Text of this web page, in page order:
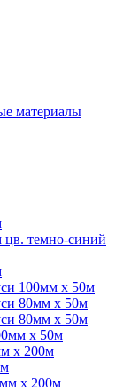
материалы
цв. темно-синий
100мм х 50м
80мм х 50м
80мм х 50м
х 50м
х 200м
х 200м